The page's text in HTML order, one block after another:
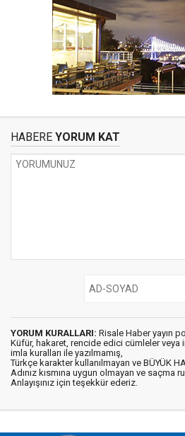
HABERE YORUM KAT
YORUM KURALLARI: Risale Haber yayın
Küfür, hakaret, rencide edici cümleler veya
imla kuralları ile yazılmamış,
Türkçe karakter kullanılmayan ve BÜYÜK
Adınız kısmına uygun olmayan ve saçma
Anlayışınız için teşekkür ederiz.